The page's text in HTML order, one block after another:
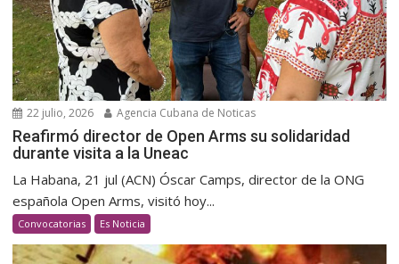
22 julio, 2026 Agencia Cubana de Noticas
Reafirmó director de Open Arms su solidaridad
durante visita a la Uneac
La Habana, 21 jul (ACN) Óscar Camps, director de la ONG
española Open Arms, visitó hoy...
Convocatorias Es Noticia